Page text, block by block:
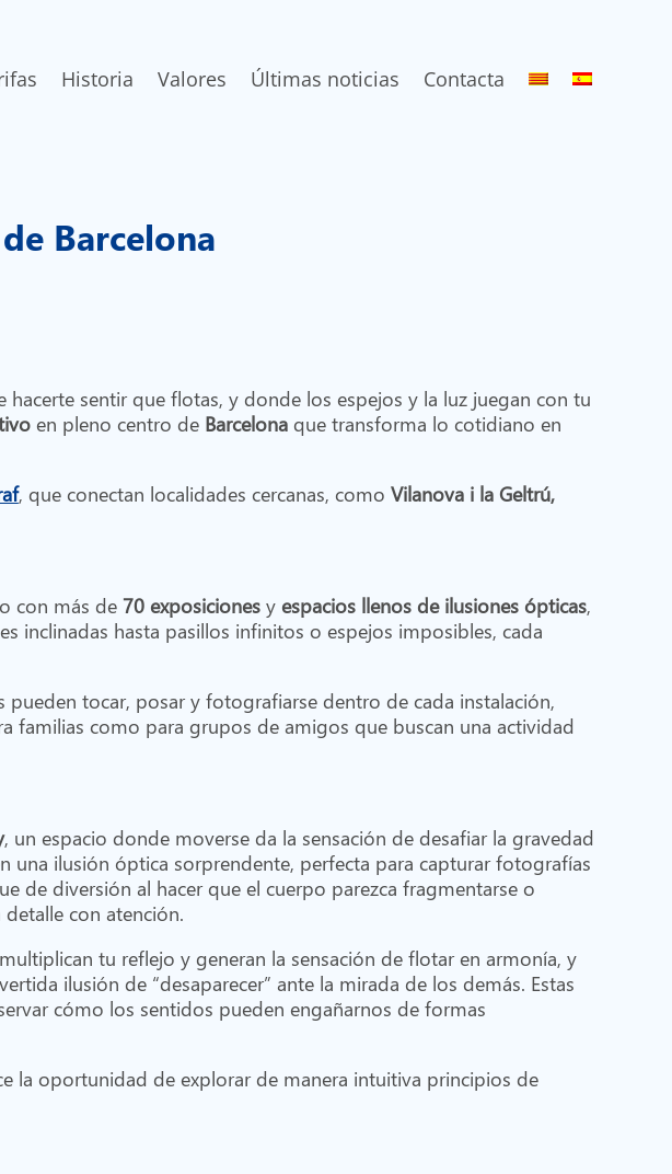
Historia Valores Últimas noticias Contacta
Barcelona
sentir que flotas, y donde los espejos y la luz juegan con tu
en pleno centro de Barcelona que transforma lo cotidiano en
, que conectan localidades cercanas, como Vilanova i la Geltrú,
con más de 70 exposicionesy espacios llenos de ilusiones ópticas,
inclinadas hasta pasillos infinitos o espejos imposibles, cada
pueden tocar, posar y fotografiarse dentro de cada instalación,
familias como para grupos de amigos que buscan una actividad
, un espacio donde moverse da la sensación de desafiar la gravedad
una ilusión óptica sorprendente, perfecta para capturar fotografías
de diversión al hacer que el cuerpo parezca fragmentarse o
con atención.
tu reflejo y generan la sensación de flotar en armonía, y
ilusión de “desaparecer” ante la mirada de los demás. Estas
cómo los sentidos pueden engañarnos de formas
la oportunidad de explorar de manera intuitiva principios de